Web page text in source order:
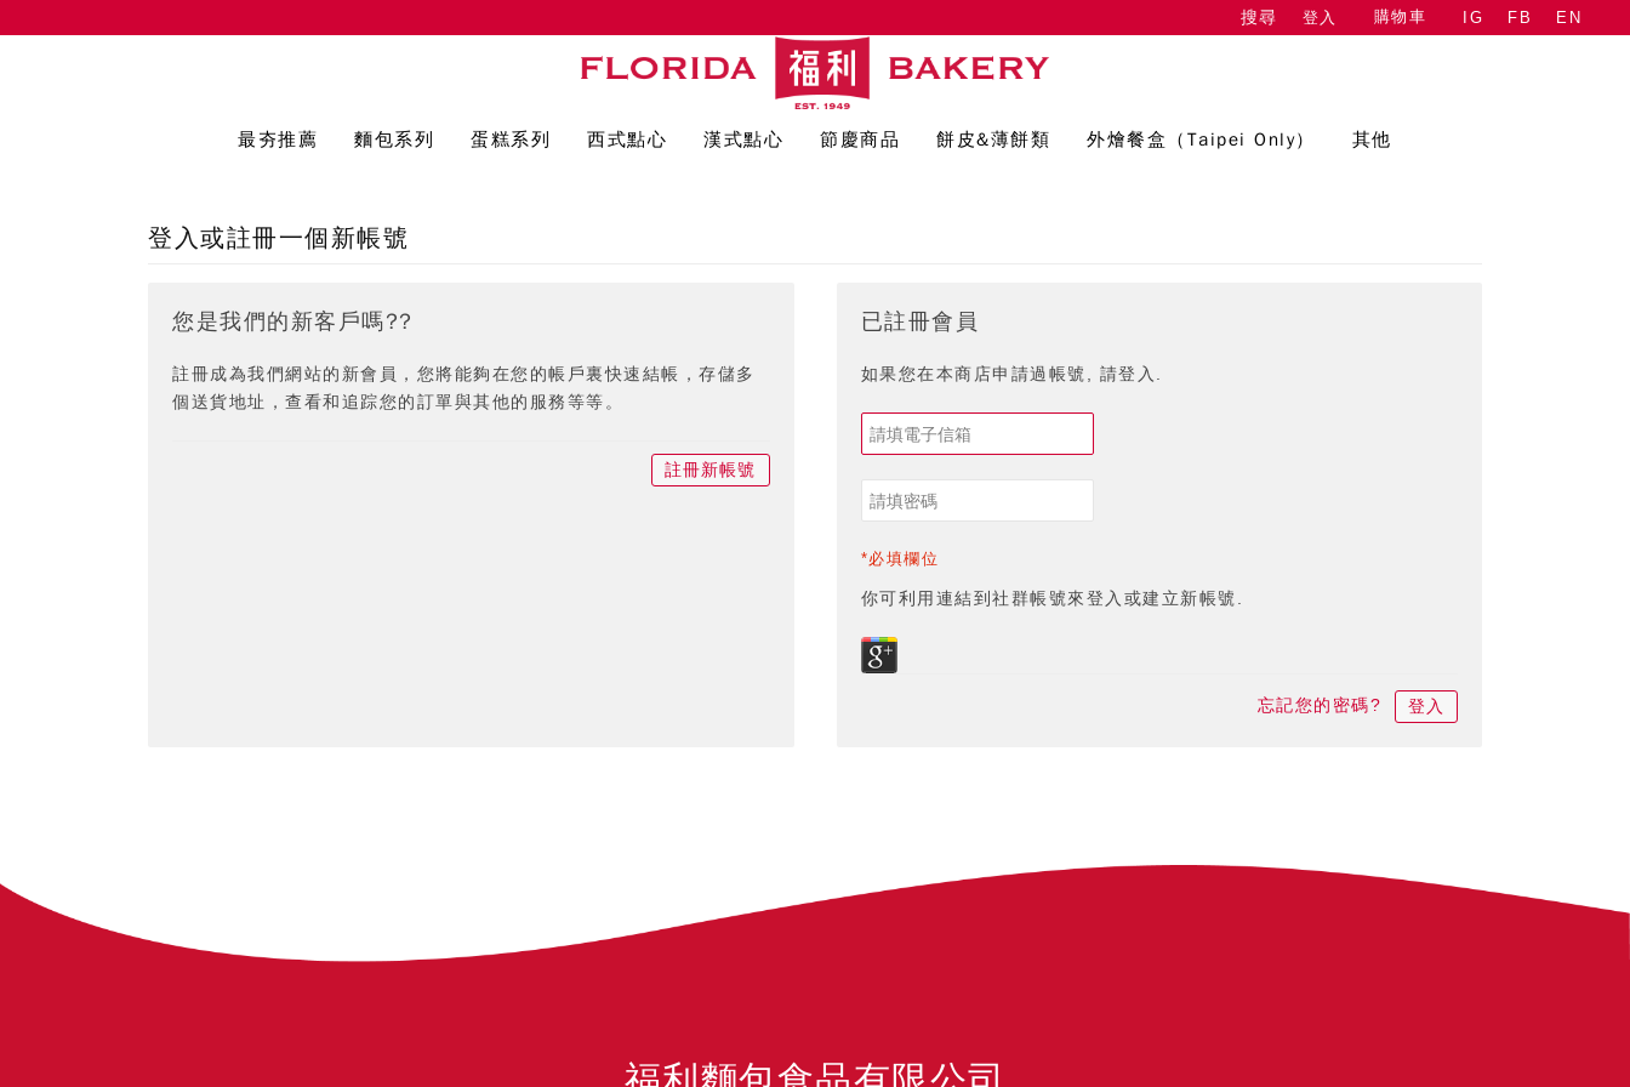
搜尋 登入 購物車 IG FB EN
最夯推薦 麵包系列 蛋糕系列 西式點心 漢式點心 節慶商品 餅皮&薄餅類 外燴餐盒（Taipei Only） 其他
登入或註冊一個新帳號
您是我們的新客戶嗎??
註冊成為我們網站的新會員，您將能夠在您的帳戶裏快速結帳，存儲多
個送貨地址，查看和追踪您的訂單與其他的服務等等。
註冊新帳號
已註冊會員
如果您在本商店申請過帳號, 請登入.
*必填欄位
你可利用連結到社群帳號來登入或建立新帳號.
忘記您的密碼? 登入